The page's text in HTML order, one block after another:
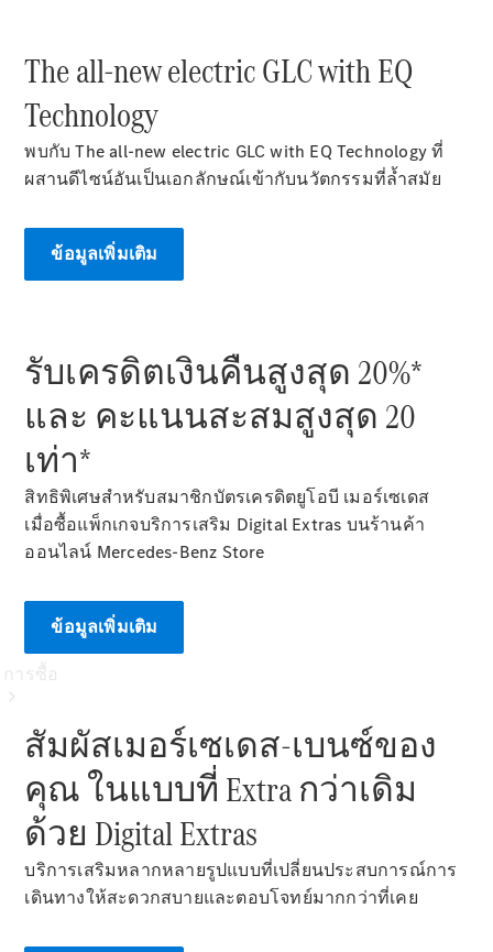
ทดลองขับ
Mercedes-
Benz Online
Showroom
ออกแบบรถยนต์
ซื้อรถมือ
สองสภาพดี
The all-new electric GLC with EQ
Technology
พบกับ The all-new electric GLC with EQ Technology ที่
ผสานดีไซน์อันเป็นเอกลักษณ์เข้ากับนวัตกรรมที่ล้ำสมัย
ข้อมูลเพิ่มเติม
รับเครดิตเงินคืนสูงสุด 20%*
และ คะแนนสะสมสูงสุด 20
เท่า*
สิทธิพิเศษสำหรับสมาชิกบัตรเครดิตยูโอบี เมอร์เซเดส
เมื่อซื้อแพ็กเกจบริการเสริม Digital Extras บนร้านค้า
ออนไลน์ Mercedes-Benz Store
ข้อมูลเพิ่มเติม
สัมผัสเมอร์เซเดส-เบนซ์ของ
คุณ ในแบบที่ Extra กว่าเดิม
ด้วย Digital Extras​
บริการเสริมหลากหลายรูปแบบที่เปลี่ยนประสบการณ์การ
เดินทางให้สะดวกสบายและตอบโจทย์มากกว่าที่เคย